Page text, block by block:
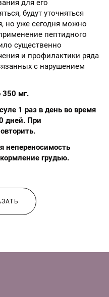
для его
будут уточняться
но уже сегодня можно
пептидного
существенно
и профилактики ряда
с нарушением
350 мг.
1 раз в день во время
дней. При
непереносимость
грудью.